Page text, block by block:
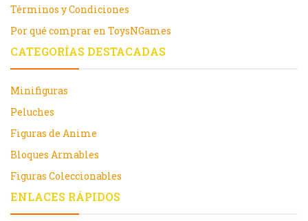
Términos y Condiciones
Por qué comprar en ToysNGames
CATEGORÍAS DESTACADAS
Minifiguras
Peluches
Figuras de Anime
Bloques Armables
Figuras Coleccionables
ENLACES RÁPIDOS